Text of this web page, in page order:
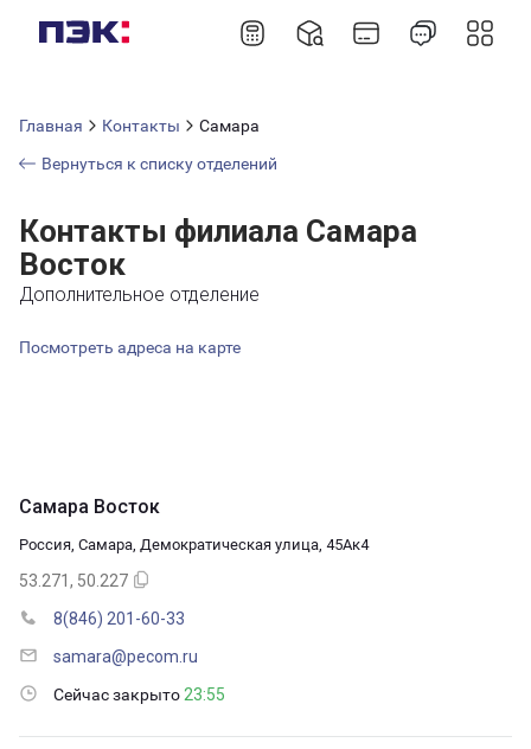
Главная Контакты
Самара
Вернуться к списку отделений
Контакты филиала Самара
Восток
Дополнительное отделение
Посмотреть адреса на карте
Самара Восток
Россия, Самара, Демократическая улица, 45Ак4
53.271, 50.227
8(846) 201-60-33
samara@pecom.ru
Сейчас закрыто 23:55